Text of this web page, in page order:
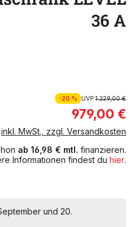
36 A
-20 % UVP1.229,00 €
979,00 €
inkl. MwSt., zzgl. Versandkosten
ab 16,98 € mtl. finanzieren.
Informationen findest du hier.
und 20.